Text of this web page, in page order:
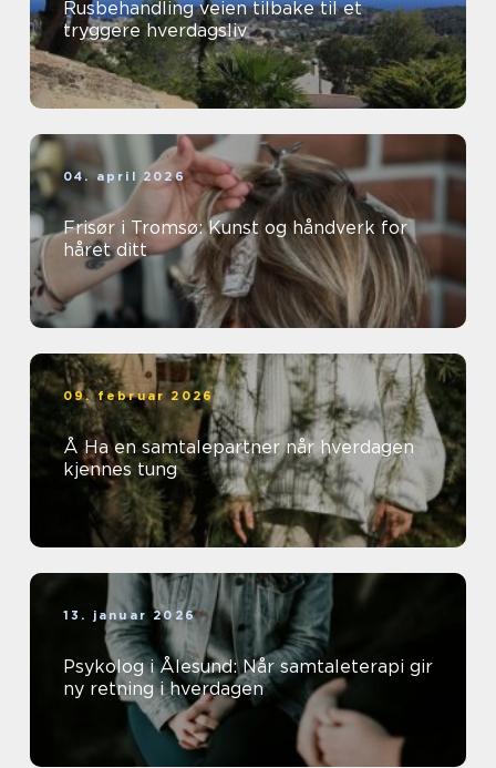
Rusbehandling veien tilbake til et
tryggere hverdagsliv
04. april 2026
Frisør i Tromsø: Kunst og håndverk for
håret ditt
09. februar 2026
Å Ha en samtalepartner når hverdagen
kjennes tung
13. januar 2026
Psykolog i Ålesund: Når samtaleterapi gir
ny retning i hverdagen